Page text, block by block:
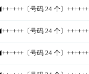
〔号码 24 个〕++++++
〔号码 24 个〕++++++
〔号码 24 个〕++++++